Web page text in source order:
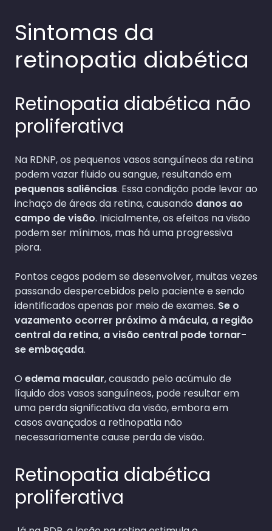
Sintomas da
retinopatia diabética
Retinopatia diabética não
proliferativa
Na RDNP, os pequenos vasos sanguíneos da retina
podem vazar fluido ou sangue, resultando em
pequenas saliências. Essa condição pode levar ao
inchaço de áreas da retina, causando danos ao
campo de visão. Inicialmente, os efeitos na visão
podem ser mínimos, mas há uma progressiva
piora.
Pontos cegos podem se desenvolver, muitas vezes
passando despercebidos pelo paciente e sendo
identificados apenas por meio de exames. Se o
vazamento ocorrer próximo à mácula, a região
central da retina, a visão central pode tornar-
se embaçada.
O edema macular, causado pelo acúmulo de
líquido dos vasos sanguíneos, pode resultar em
uma perda significativa da visão, embora em
casos avançados a retinopatia não
necessariamente cause perda de visão.
Retinopatia diabética
proliferativa